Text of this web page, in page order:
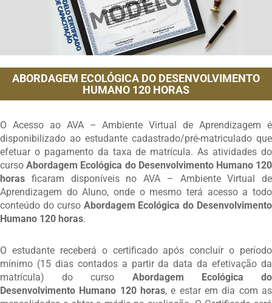
ABORDAGEM ECOLÓGICA DO DESENVOLVIMENTO
HUMANO 120 HORAS
O Acesso ao AVA – Ambiente Virtual de Aprendizagem é
disponibilizado ao estudante cadastrado/pré-matriculado que
efetuar o pagamento da taxa de matrícula. As atividades do
cursoAbordagem Ecológica do Desenvolvimento Humano 120
horas ficaram disponíveis no AVA – Ambiente Virtual de
Aprendizagem do Aluno, onde o mesmo terá acesso a todo
conteúdo do curso Abordagem Ecológica do Desenvolvimento
Humano 120 horas.
O estudante receberá o certificado após concluír o período
mínimo (15 dias contados a partir da data da efetivação da
matrícula) do curso Abordagem Ecológica do
Desenvolvimento Humano 120 horas, e estar em dia com as